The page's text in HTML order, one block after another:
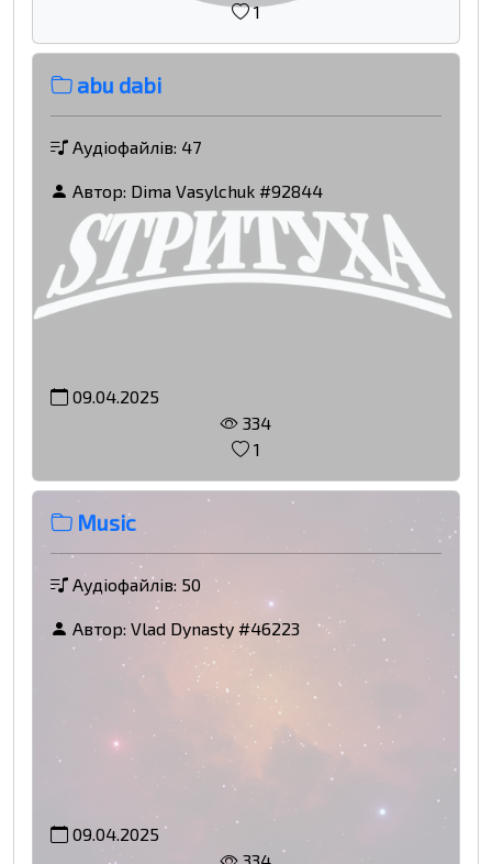
1
abu dabi
Аудіофайлів: 47
Автор: Dima Vasylchuk #92844
09.04.2025
334
1
Music
Аудіофайлів: 50
Автор: Vlad Dynasty #46223
09.04.2025